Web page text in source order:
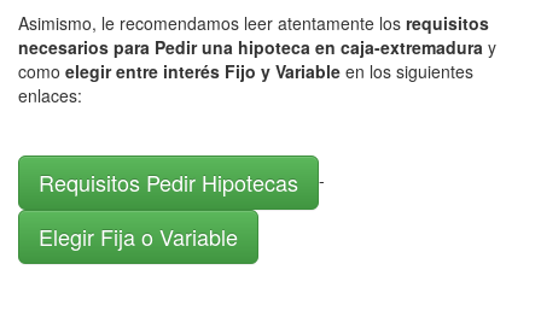
Asimismo, le recomendamos leer atentamente los requisitos
necesarios para Pedir una hipoteca en caja-extremadura y
como elegir entre interés Fijo y Variable en los siguientes
enlaces:
Requisitos Pedir Hipotecas -
Elegir Fija o Variable